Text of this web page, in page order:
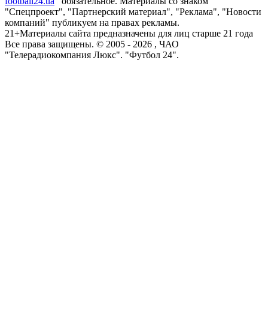
"Спецпроект", "Партнерский материал", "Реклама", "Новости
компаний" публикуем на правах рекламы.
21+Материалы сайта предназначены для лиц старше 21 года
Все права защищены. © 2005 - 2026 , ЧАО
"Телерадиокомпания Люкс". "Футбол 24".